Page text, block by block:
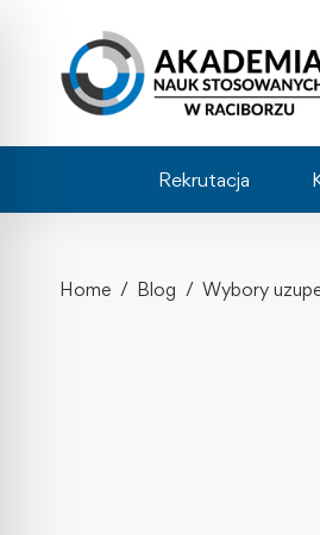
Rekrutacja
Home Blog Wybory